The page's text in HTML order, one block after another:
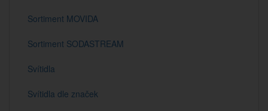
Sortiment MOVIDA
Sortiment SODASTREAM
Svítidla
Svítidla dle značek